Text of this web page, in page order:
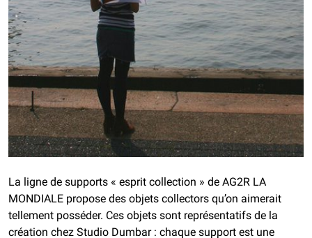
La ligne de supports « esprit collection » de AG2R LA
MONDIALE propose des objets collectors qu’on aimerait
tellement posséder. Ces objets sont représentatifs de la
création chez Studio Dumbar : chaque support est une